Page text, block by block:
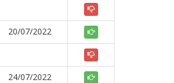
20/07/2022
24/07/2022